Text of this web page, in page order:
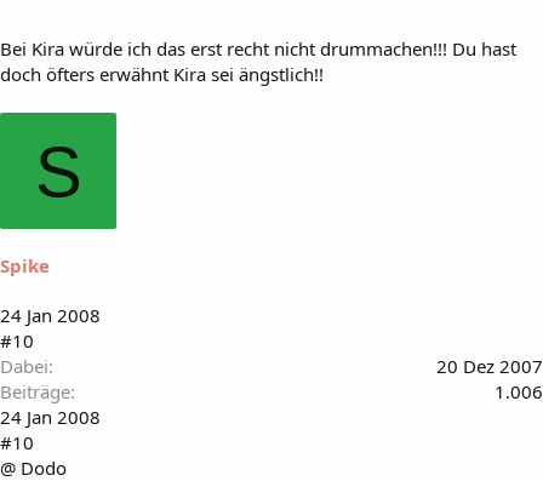
Bei Kira würde ich das erst recht nicht drummachen!!! Du hast
doch öfters erwähnt Kira sei ängstlich!!
S
Spike
24 Jan 2008
#10
Dabei
20 Dez 2007
Beiträge
1.006
24 Jan 2008
#10
@ Dodo